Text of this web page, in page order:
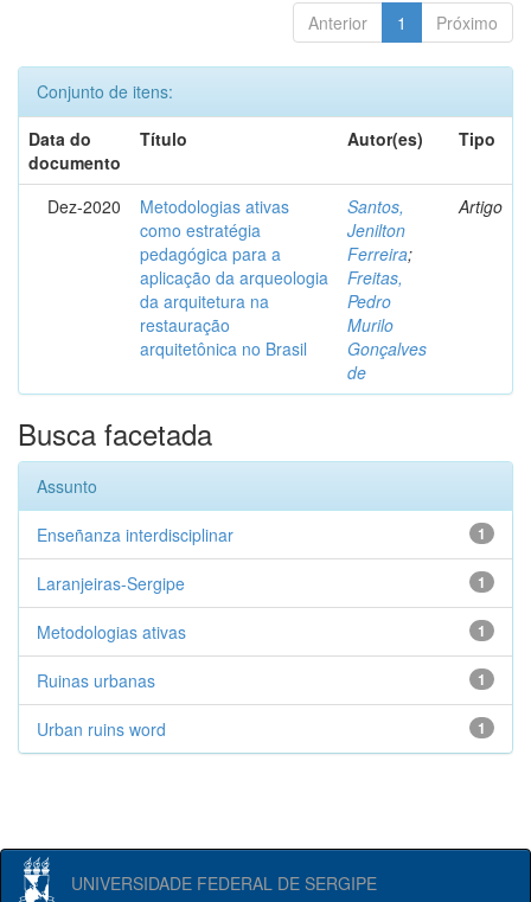
Anterior 1 Próximo
Conjunto de itens:
Data do
documento
Título Autor(es) Tipo
Dez-2020
Metodologias ativas
como estratégia
pedagógica para a
aplicação da arqueologia
da arquitetura na
restauração
arquitetônica no Brasil
Santos,
Jenilton
Ferreira;
Freitas,
Pedro
Murilo
Gonçalves
de
Artigo
Busca facetada
Assunto
1
Enseñanza interdisciplinar
1
Laranjeiras-Sergipe
1
Metodologias ativas
1
Ruinas urbanas
1
Urban ruins word
UNIVERSIDADE FEDERAL DE SERGIPE